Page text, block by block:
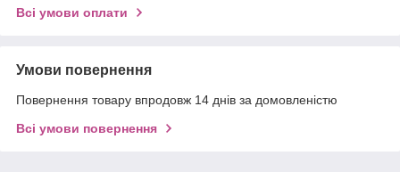
Всі умови оплати
Умови повернення
Повернення товару впродовж 14 днів за домовленістю
Всі умови повернення